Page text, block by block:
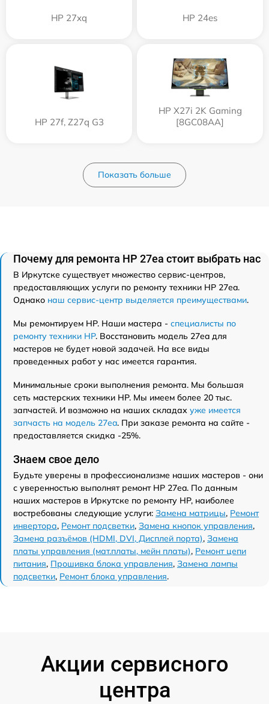
HP 27xq HP 24es
HP 27f, Z27q G3
HP X27i 2K Gaming
[8GC08AA]
Показать больше
Почему для ремонта HP 27ea стоит выбрать нас
В Иркутске существует множество сервис-центров,
предоставляющих услуги по ремонту техники HP 27ea.
Однако наш сервис-центр выделяется преимуществами.
Мы ремонтируем HP. Наши мастера - специалисты по
ремонту техники HP. Восстановить модель 27ea для
мастеров не будет новой задачей. На все виды
проведенных работ у нас имеется гарантия.
Минимальные сроки выполнения ремонта. Мы большая
сеть мастерских техники HP. Мы имеем более 20 тыс.
запчастей. И возможно на наших складах уже имеется
запчасть на модель 27ea. При заказе ремонта на сайте -
предоставляется скидка -25%.
Знаем свое дело
Будьте уверены в профессионализме наших мастеров - они
с уверенностью выполнят ремонт HP 27ea. По данным
наших мастеров в Иркутске по ремонту HP, наиболее
востребованы следующие услуги: Замена матрицы, Ремонт
инвертора, Ремонт подсветки, Замена кнопок управления,
Замена разъёмов (HDMI, DVI, Дисплей порта), Замена
платы управления (мат.платы, мейн платы), Ремонт цепи
питания, Прошивка блока управления, Замена лампы
подсветки, Ремонт блока управления.
Акции сервисного
центра